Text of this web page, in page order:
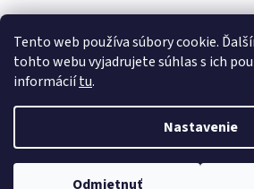
Tento web používa súbory cookie.
tohto webu vyjadrujete súhlas s ich
informáciítu.
Nastavenie
Odmietnuť
Vytvoril Shoptet
Copyright 2026HYDRAULIKA PO .